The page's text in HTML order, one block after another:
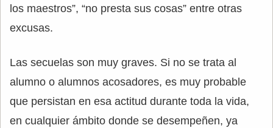
los maestros”, “no presta sus cosas” entre otras
excusas.
Las secuelas son muy graves. Si no se trata al
alumno o alumnos acosadores, es muy probable
que persistan en esa actitud durante toda la vida,
en cualquier ámbito donde se desempeñen, ya